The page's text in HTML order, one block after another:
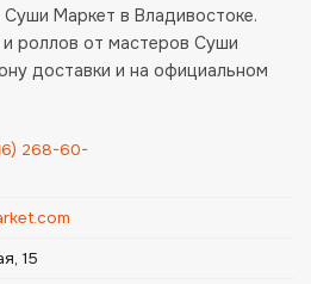
Маркет в Владивостоке.
и роллов от мастеров Суши
доставки и на официальном
268-60-
15